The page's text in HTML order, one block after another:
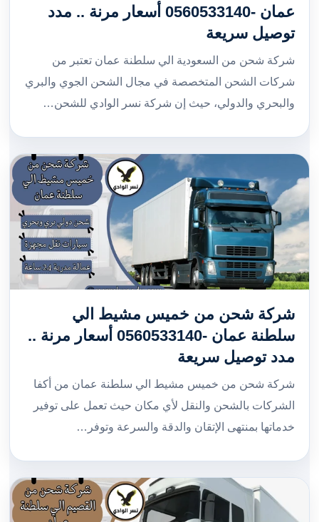
عمان -0560533140 أسعار مرنة .. مدد
توصيل سريعة
شركة شحن من السعودية الي سلطنة عمان تعتبر من
شركات الشحن المتخصصة في مجال الشحن الجوي والبري
والبحري والدولي، حيث إن شركة نسر الوادي للشحن…
شركة شحن من خميس مشيط الي
سلطنة عمان -0560533140 أسعار مرنة ..
مدد توصيل سريعة
شركة شحن من خميس مشيط الي سلطنة عمان من أكفا
الشركات بالشحن والنقل لأي مكان حيث تعمل على توفير
خدماتها بمنتهى الإتقان والدقة والسرعة وتوفر…